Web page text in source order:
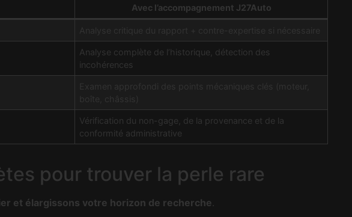
Avec l’accompagnement J27Auto
Analyse critique du rapport + contre-expertise si nécessaire
Analyse complète de l’historique, détection des
incohérences
Examen approfondi des points mécaniques clés (moteur,
boîte, châssis)
Vérification du non-gage, de la provenance et de la
conformité administrative
pour trouver la perle rare
et élargissons votre horizon de recherche.